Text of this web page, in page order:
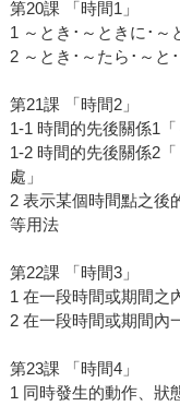
第20課 「時間1」
1 ～とき･～ときに･～
2 ～とき･～たら･～と
第21課 「時間2」
1-1 時間的先後關係1
1-2 時間的先後關係2
處」
2 表示某個時間點之後
等用法
第22課 「時間3」
1 在一段時間或期間之
2 在一段時間或期間內
第23課 「時間4」
1 同時發生的動作、狀